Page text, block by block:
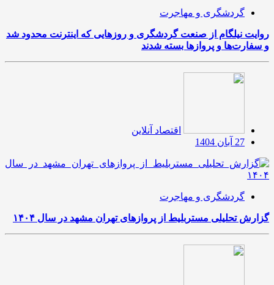
گردشگری و مهاجرت
روایت نیلگام از صنعت گردشگری و روزهایی که اینترنت محدود شد
و سفارت‌ها و پروازها بسته شدند
اقتصاد آنلاین
27 آبان 1404
گردشگری و مهاجرت
گزارش تحلیلی مستربلیط از پروازهای تهران مشهد در سال ۱۴۰۴